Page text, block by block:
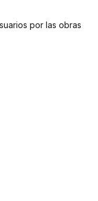
por las obras